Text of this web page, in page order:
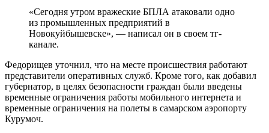
«Сегодня утром вражеские БПЛА атаковали одно
из промышленных предприятий в
Новокуйбышевске», — написал он в своем тг-
канале.
Федорищев уточнил, что на месте происшествия работают
представители оперативных служб. Кроме того, как добавил
губернатор, в целях безопасности граждан были введены
временные ограничения работы мобильного интернета и
временные ограничения на полеты в самарском аэропорту
Курумоч.